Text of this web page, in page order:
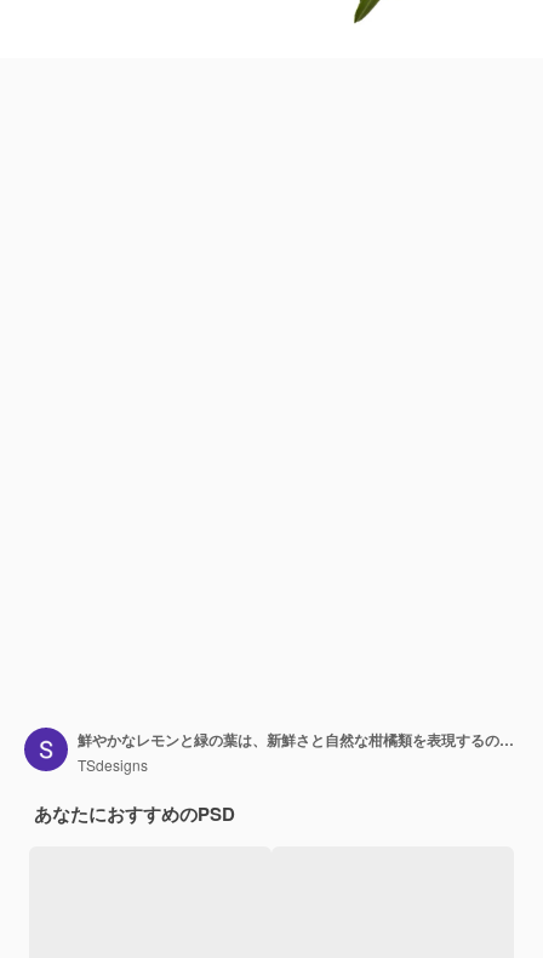
鮮やかなレモンと緑の葉は、新鮮さと自然な柑橘類を表現するのに最適です。
TSdesigns
あなたにおすすめのPSD